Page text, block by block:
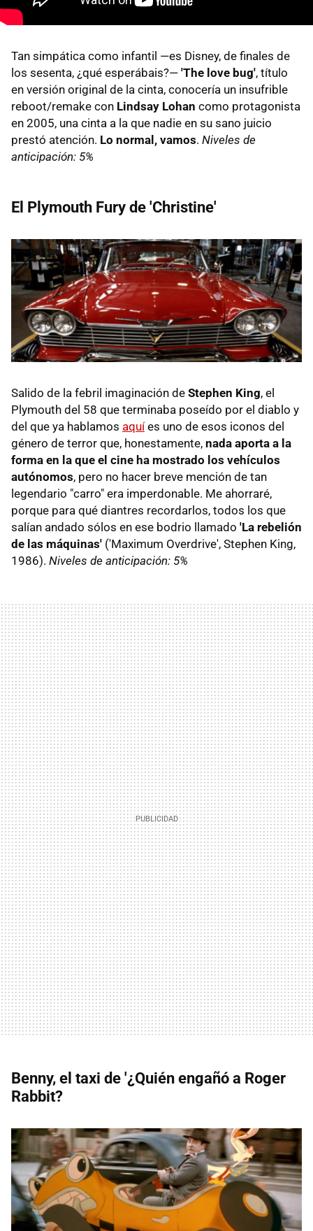
Tan simpática como infantil —es Disney, de finales de
los sesenta, ¿qué esperábais?— 'The love bug', título
en versión original de la cinta, conocería un insufrible
reboot/remake con Lindsay Lohan como protagonista
en 2005, una cinta a la que nadie en su sano juicio
prestó atención. Lo normal, vamos. Niveles de
anticipación: 5%
El Plymouth Fury de 'Christine'
Salido de la febril imaginación de Stephen King, el
Plymouth del 58 que terminaba poseído por el diablo y
del que ya hablamos aquíes uno de esos iconos del
género de terror que, honestamente, nada aporta a la
forma en la que el cine ha mostrado los vehículos
autónomos, pero no hacer breve mención de tan
legendario "carro" era imperdonable. Me ahorraré,
porque para qué diantres recordarlos, todos los que
salían andado sólos en ese bodrio llamado 'La rebelión
de las máquinas' ('Maximum Overdrive', Stephen King,
1986). Niveles de anticipación: 5%
Benny, el taxi de '¿Quién engañó a Roger
Rabbit?